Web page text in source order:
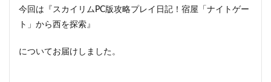
今回は『スカイリムPC版攻略プレイ日記！宿屋「ナイトゲー
ト」から西を探索』
についてお届けしました。